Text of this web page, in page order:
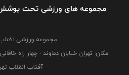
مجموعه های ورزشی تحت پوشش
مجموعه ورزشی
مکان: تهران خیابان دماوند - چهار راه
آفتاب انقلاب